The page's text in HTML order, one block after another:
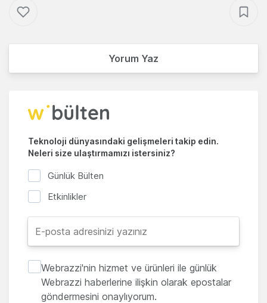
Yorum Yaz
Teknoloji dünyasındaki gelişmeleri takip edin.
Neleri size ulaştırmamızı istersiniz?
Günlük Bülten
Etkinlikler
Webrazzi'nin hizmet ve ürünleri ile günlük
Webrazzi haberlerine ilişkin olarak epostalar
göndermesini onaylıyorum.